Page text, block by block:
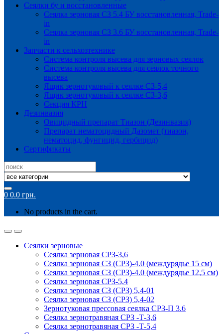
Сеялки бу и восстановленные
Сеялка зерновая СЗ 5.4 БУ восстановленная, Trade-
in
Сеялка зерновая СЗ 3.6 БУ восстановленная, Trade-
in
Запчасти к сельхозтехнике
Система контроля высева для зерновых сеялок
Система контроля высева для сеялок точного
высева
Ящик зернотуковый к сеялке СЗ-5,4
Ящик зернотуковый к сеялке СЗ-3,6
Секция КРН
Дезинвазия
Овицидный препарат Тиазон (Дезинвазия)
Препарат нематоцидный Дазомет (тиазон,
нематоцид, фунгицид, гербицид)
Сертификаты
Search
for:
0 0.0 грн.
No products in the cart.
Сеялки зерновые
Сеялка зерновая СРЗ-3,6
Сеялка зерновая СЗ (СРЗ)-4.0 (междурядье 15 см)
Сеялка зерновая СЗ (СРЗ)-4.0 (междурядье 12,5 см)
Сеялка зерновая СРЗ-5,4
Сеялка зерновая СЗ (СРЗ) 5,4-01
Сеялка зерновая СЗ (СРЗ) 5,4-02
Зернотуковая прессовая сеялка СРЗ-П 3.6
Сеялка зернотравяная СРЗ -Т-3,6
Сеялка зернотравяная СРЗ -Т-5,4